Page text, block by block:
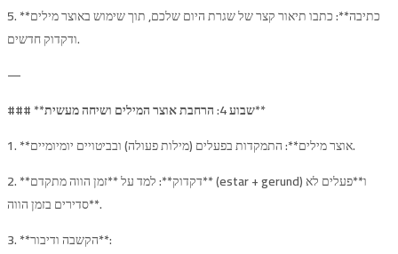
5. **כתיבה**: כתבו תיאור קצר של שגרת היום שלכם, תוך שימוש באוצר מילים
ודקדוק חדשים.
—
### **
שבוע 4: הרחבת אוצר המילים ושיחה מעשית**
1. **אוצר מילים**: התמקדות בפעלים (מילות פעולה) ובביטויים יומיומיים.
2. **דקדוק**: למד על **זמן הווה מתקדם** (estar + gerund) ו**פעלים לא
סדירים בזמן הווה**.
3. **הקשבה ודיבור**: